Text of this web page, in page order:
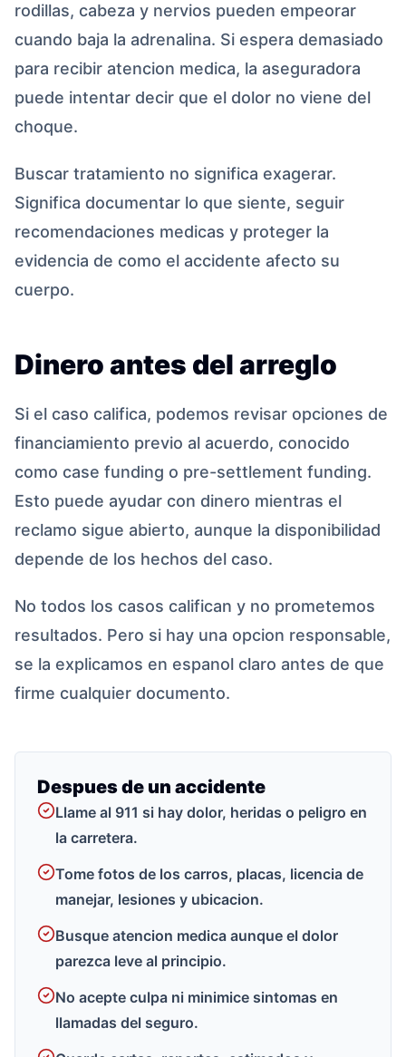
rodillas, cabeza y nervios pueden empeorar
cuando baja la adrenalina. Si espera demasiado
para recibir atencion medica, la aseguradora
puede intentar decir que el dolor no viene del
choque.
Buscar tratamiento no significa exagerar.
Significa documentar lo que siente, seguir
recomendaciones medicas y proteger la
evidencia de como el accidente afecto su
cuerpo.
Dinero antes del arreglo
Si el caso califica, podemos revisar opciones de
financiamiento previo al acuerdo, conocido
como case funding o pre-settlement funding.
Esto puede ayudar con dinero mientras el
reclamo sigue abierto, aunque la disponibilidad
depende de los hechos del caso.
No todos los casos califican y no prometemos
resultados. Pero si hay una opcion responsable,
se la explicamos en espanol claro antes de que
firme cualquier documento.
Despues de un accidente
Llame al 911 si hay dolor, heridas o peligro en
la carretera.
Tome fotos de los carros, placas, licencia de
manejar, lesiones y ubicacion.
Busque atencion medica aunque el dolor
parezca leve al principio.
No acepte culpa ni minimice sintomas en
llamadas del seguro.